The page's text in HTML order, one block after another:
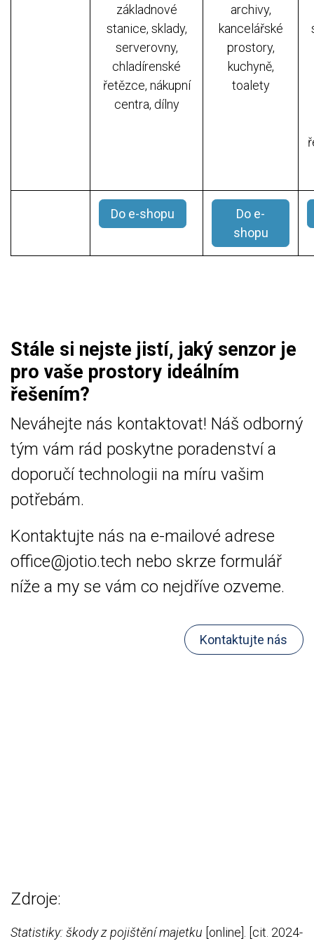
základnové
stanice, sklady,
serverovny,
chladírenské
řetězce, nákupní
centra, dílny
archivy,
kancelářské
prostory,
kuchyně,
toalety
Do e-shopu
Do e-
shopu
Stále si nejste jistí, jaký senzor je
pro vaše prostory ideálním
řešením?
Neváhejte nás kontaktovat! Náš odborný
tým vám rád poskytne poradenství a
doporučí technologii na míru vašim
potřebám.
Kontaktujte nás na e-mailové adrese
office@jotio.tech nebo skrze formulář
níže a my se vám co nejdříve ozveme.
Kontaktujte nás
Zdroje:
Statistiky: škody z pojištění majetku [online]. [cit. 2024-